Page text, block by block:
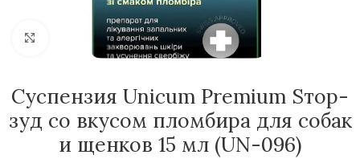
Нажмите, чтобы увеличить
Суспензия Unicum Premium Sтор-
зуд со вкусом пломбира для собак
и щенков 15 мл (UN-096)